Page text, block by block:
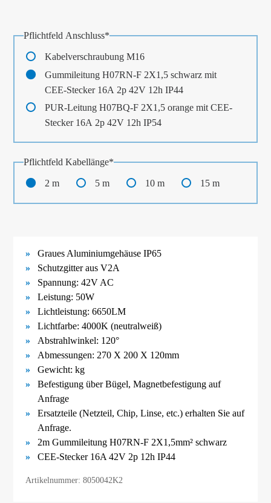
Pflichtfeld Anschluss*
Kabelverschraubung M16
Gummileitung H07RN-F 2X1,5 schwarz mit
CEE-Stecker 16A 2p 42V 12h IP44
PUR-Leitung H07BQ-F 2X1,5 orange mit CEE-
Stecker 16A 2p 42V 12h IP54
PflichtfeldKabellänge*
2 m 5 m 10 m 15 m
Graues Aluminiumgehäuse IP65
Schutzgitter aus V2A
Spannung: 42V AC
Leistung: 50W
Lichtleistung: 6650LM
Lichtfarbe: 4000K (neutralweiß)
Abstrahlwinkel: 120°
Abmessungen: 270 X 200 X 120mm
Gewicht:kg
Befestigung über Bügel,Magnetbefestigung auf
Anfrage
Ersatzteile (Netzteil, Chip, Linse, etc.) erhalten Sie auf
Anfrage.
2m Gummileitung H07RN-F 2X1,5mm² schwarz
CEE-Stecker 16A 42V 2p 12h IP44
Artikelnummer: 8050042K2